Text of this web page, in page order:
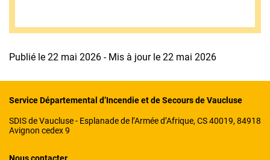
Publié le 22 mai 2026 - Mis à jour le 22 mai 2026
Service Départemental d’Incendie et de Secours de Vaucluse
SDIS de Vaucluse - Esplanade de l’Armée d’Afrique, CS 40019, 84918
Avignon cedex 9